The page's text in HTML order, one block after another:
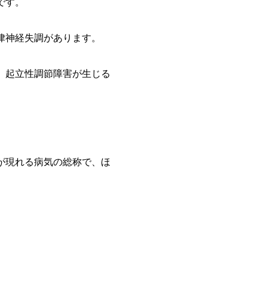
。
経失調があります。
起立性調節障害が生じる
現れる病気の総称で、ほ